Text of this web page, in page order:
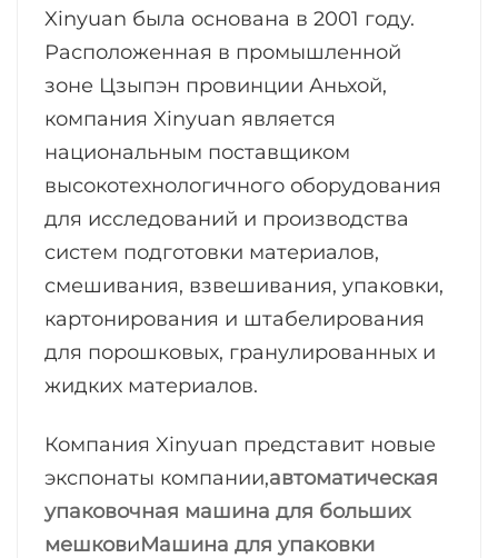
Xinyuan была основана в 2001 году.
Расположенная в промышленной
зоне Цзыпэн провинции Аньхой,
компания Xinyuan является
национальным поставщиком
высокотехнологичного оборудования
для исследований и производства
систем подготовки материалов,
смешивания, взвешивания, упаковки,
картонирования и штабелирования
для порошковых, гранулированных и
жидких материалов.
Компания Xinyuan представит новые
экспонаты компании,автоматическая
упаковочная машина для больших
мешковиМашина для упаковки